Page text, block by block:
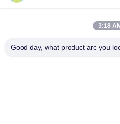
Longxiang, περιοχή
3:18 AM
Good day, what product are you